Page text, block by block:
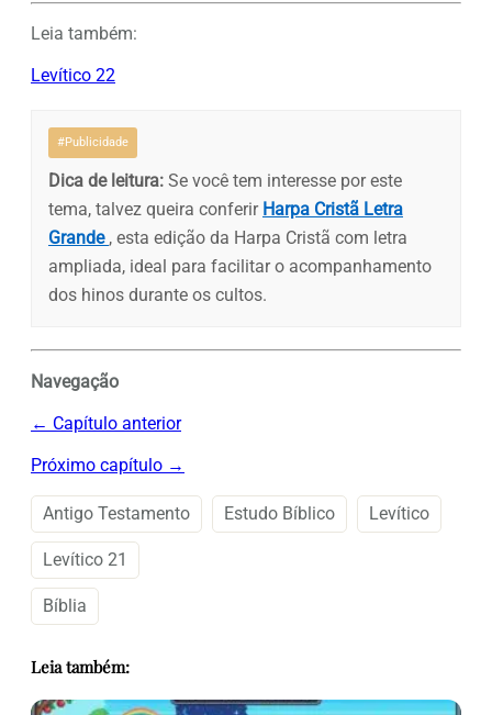
Leia também:
Levítico 22
#Publicidade
Dica de leitura: Se você tem interesse por este
tema, talvez queira conferir Harpa Cristã Letra
Grande , esta edição da Harpa Cristã com letra
ampliada, ideal para facilitar o acompanhamento
dos hinos durante os cultos.
Navegação
← Capítulo anterior
Próximo capítulo →
Antigo Testamento Estudo Bíblico Levítico
Levítico 21
Bíblia
Leia também: